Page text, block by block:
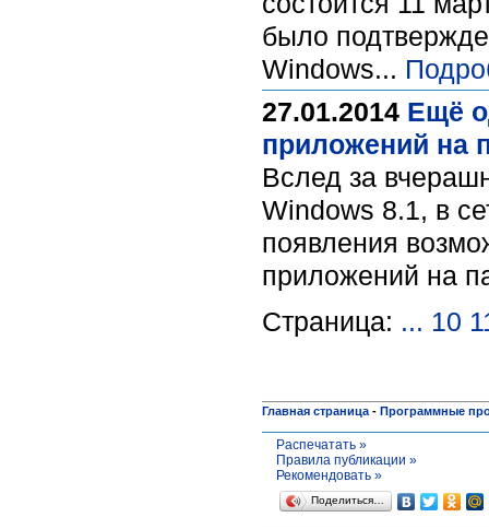
было
Windows...
27.01.2014 Ещё
приложений на
Вслед за
Windows 8.1, в
появления
приложений на
Страница: ... 10
Главная страница - Программные
Распечатать »
Правила публикации »
Рекомендовать »
Поделиться…